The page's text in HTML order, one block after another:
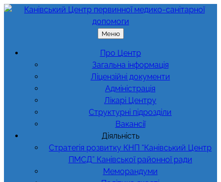
Перейти
Меню
Про Центр
Загальна інформація
Ліцензійні документи
Адміністрація
Лікарі Центру
Структурні підрозділи
Вакансії
Діяльність
Стратегія розвитку КНП “Канівський Центр
ПМСД” Канівської районної ради
Меморандуми